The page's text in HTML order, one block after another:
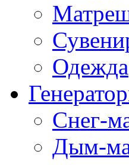
Одежда
Снег-
Дым-